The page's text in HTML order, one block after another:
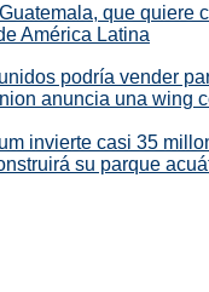
que quiere
América Latina
podría vender
anuncia una wing
invierte casi 35
su parque